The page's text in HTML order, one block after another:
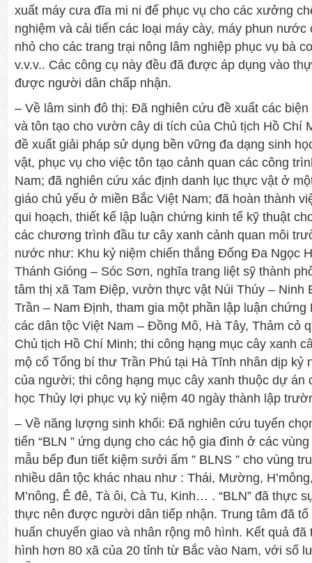
xuất máy cưa đĩa mi ni để phục vụ cho các xưởng
nghiệm và cải tiến các loại máy cày, máy phun nước
nhỏ cho các trang trại nông lâm nghiệp phục vụ bà
v.v.v.. Các công cụ này đều đã được áp dụng vào
được người dân chấp nhận.
– Về lâm sinh đô thị: Đã nghiên cứu đề xuất các
và tôn tạo cho vườn cây di tích của Chủ tịch Hồ Chí
đề xuất giải pháp sử dụng bền vững đa dạng sinh
vật, phục vụ cho việc tôn tạo cảnh quan các công
Nam; đã nghiên cứu xác định danh lục thực vật ở
giáo chủ yếu ở miền Bắc Việt Nam; đã hoàn thành
qui hoạch, thiết kế lập luận chứng kinh tế kỹ thuật
các chương trình đầu tư cây xanh cảnh quan môi
nước như: Khu kỷ niệm chiến thắng Đống Đa Ngọc
Thánh Gióng – Sóc Sơn, nghĩa trang liệt sỹ thành
tâm thị xã Tam Điệp, vườn thực vật Núi Thúy – Ninh
Trần – Nam Định, tham gia một phần lập luận chứng
các dân tộc Việt Nam – Đồng Mô, Hà Tây, Thảm cỏ
Chủ tịch Hồ Chí Minh; thi công hạng mục cây xanh
mộ cố Tổng bí thư Trần Phú tại Hà Tĩnh nhân dịp kỷ
của người; thi công hạng mục cây xanh thuộc dự
học Thủy lợi phục vụ kỷ niệm 40 ngày thành lập
– Về năng lượng sinh khối: Đã nghiên cứu tuyển
tiến “BLN ” ứng dụng cho các hộ gia đình ở các
mẫu bếp đun tiết kiệm sưởi ấm ” BLNS ” cho vùng
nhiều dân tộc khác nhau như : Thái, Mường,
M’nông, Ê đê, Tà ôi, Cà Tu, Kinh… . “BLN” đã thực
thực nên được người dân tiếp nhận. Trung tâm đã
huấn chuyển giao và nhân rộng mô hình. Kết quả
hình hơn 80 xã của 20 tỉnh từ Bắc vào Nam, với số